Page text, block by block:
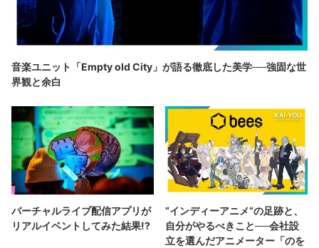
音楽ユニット「Empty old City」が語る徹底した美学──強固な世
界観と余白
バーチャルライブ配信アプリが
リアルイベントしてみた結果!?
“インディーアニメ“の足跡と、
自分がやるべきこと──会社設
立を選んだアニメーター「のを